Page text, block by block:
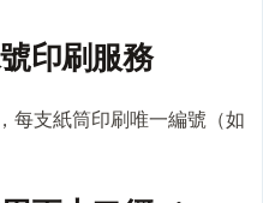
印刷服務
每支紙筒印刷唯一編號（如